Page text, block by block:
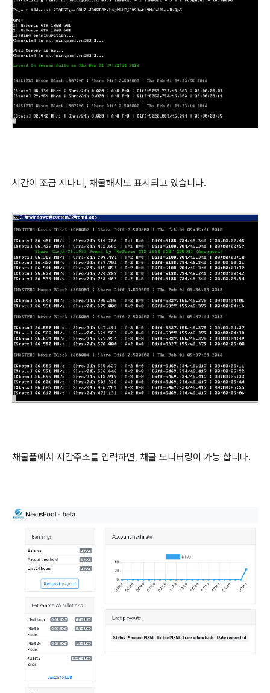
시간이 조금 지나니, 채굴해시도 표시되고 있습니다.
채굴풀에서 지갑주소를 입력하면, 채굴 모니터링이 가능 합니다.